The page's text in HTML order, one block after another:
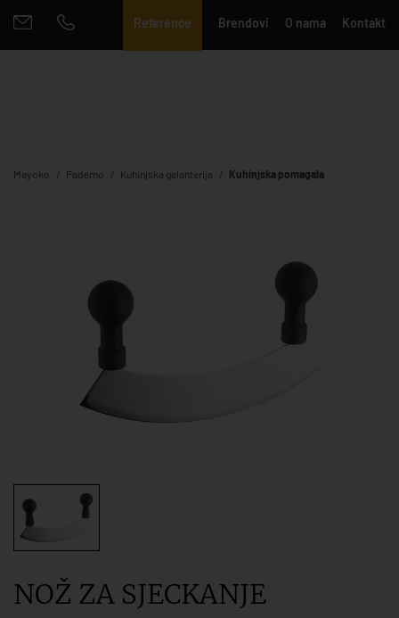
Reference Brendovi O nama Kontakt
Mayoko Paderno Kuhinjska galanterija Kuhinjska pomagala
NOŽ ZA SJECKANJE